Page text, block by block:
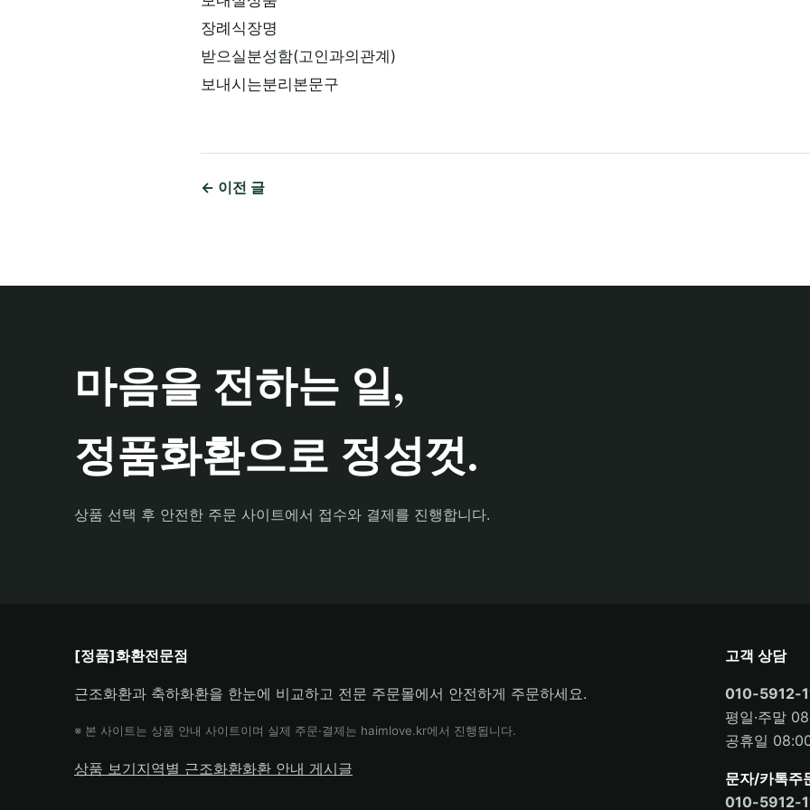
장례식장명
받으실분성함(고인과의관계)
보내시는분리본문구
← 이전 글
마음을 전하는 일,
정품화환으로 정성껏.
상품 선택 후 안전한 주문 사이트에서 접수와 결제를 진행합니다.
[정품]화환전문점
근조화환과 축하화환을 한눈에 비교하고 전문 주문몰에서 안전하게 주문하세요.
※ 본 사이트는 상품 안내 사이트이며 실제 주문·결제는 haimlove.kr에서 진행됩니다.
상품 보기지역별 근조화환화환 안내 게시글
고객 상담
010-5912-
평일·주말
공휴일
문자/카톡주
010-5912-